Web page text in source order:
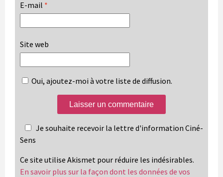
E-mail *
Site web
Oui, ajoutez-moi à votre liste de diffusion.
Je souhaite recevoir la lettre d'information Ciné-
Sens
Ce site utilise Akismet pour réduire les indésirables.
En savoir plus sur la façon dont les données de vos